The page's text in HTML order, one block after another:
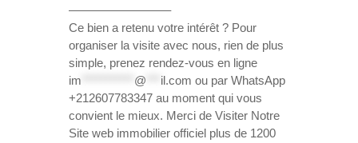
————————–
Ce bien a retenu votre intérêt ? Pour
organiser la visite avec nous, rien de plus
simple, prenez rendez-vous en ligne
im
@ il.com ou par WhatsApp
+212607783347 au moment qui vous
convient le mieux. Merci de Visiter Notre
Site web immobilier officiel plus de 1200